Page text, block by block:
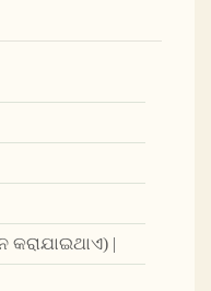
କରାଯାଇଥାଏ) |